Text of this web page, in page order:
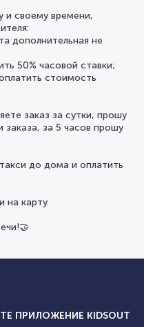
и своему времени,
дополнительная не
50% часовой ставки;
стоимость
заказ за сутки, прошу
за 5 часов прошу
до дома и оплатить
на карту.
ПРИЛОЖЕНИЕ KIDSOUT